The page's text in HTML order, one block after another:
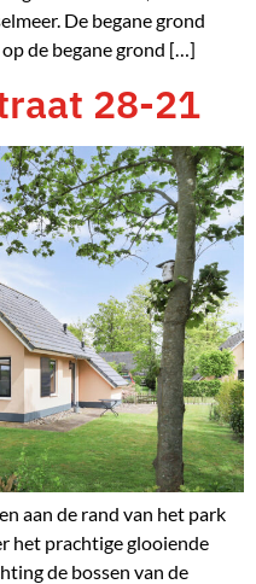
De begane grond
de begane grond […]
28-21
aan de rand van het park
het prachtige glooiende
de bossen van de